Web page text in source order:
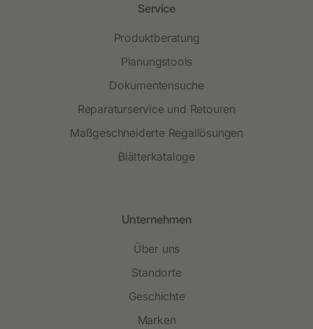
Service
Produktberatung
Planungstools
Dokumentensuche
Reparaturservice und Retouren
Maßgeschneiderte Regallösungen
Blätterkataloge
Unternehmen
Über uns
Standorte
Geschichte
Marken